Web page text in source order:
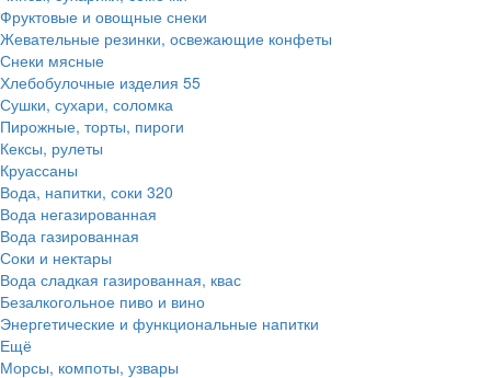
Фруктовые и овощные снеки
Жевательные резинки, освежающие конфеты
Снеки мясные
Хлебобулочные изделия 55
Сушки, сухари, соломка
Пирожные, торты, пироги
Кексы, рулеты
Круассаны
Вода, напитки, соки 320
Вода негазированная
Вода газированная
Соки и нектары
Вода сладкая газированная, квас
Безалкогольное пиво и вино
Энергетические и функциональные напитки
Ещё
Морсы, компоты, узвары